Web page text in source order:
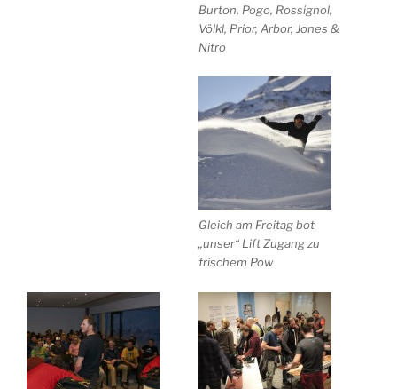
Burton, Pogo, Rossignol,
Völkl, Prior, Arbor, Jones &
Nitro
Gleich am Freitag bot
„unser“ Lift Zugang zu
frischem Pow